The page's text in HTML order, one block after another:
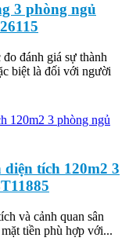
3 phòng ngủ
đánh giá sự thành
biệt là đối với người
tích 120m2 3
và cảnh quan sân
tiền phù hợp với...